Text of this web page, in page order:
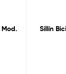
Sillín